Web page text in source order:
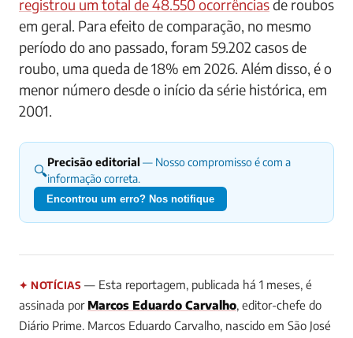
registrou um total de 48.550 ocorrênciasde roubos
em geral. Para efeito de comparação, no mesmo
período do ano passado, foram 59.202 casos de
roubo, uma queda de 18% em 2026. Além disso, é o
menor número desde o início da série histórica, em
2001.
🔍Precisão editorial — Nosso compromisso é com a
informação correta.
Encontrou um erro? Nos notifique
✦ NOTÍCIAS — Esta reportagem, publicada há 1 meses, é
assinada por Marcos Eduardo Carvalho, editor-chefe do
Diário Prime. Marcos Eduardo Carvalho, nascido em São José